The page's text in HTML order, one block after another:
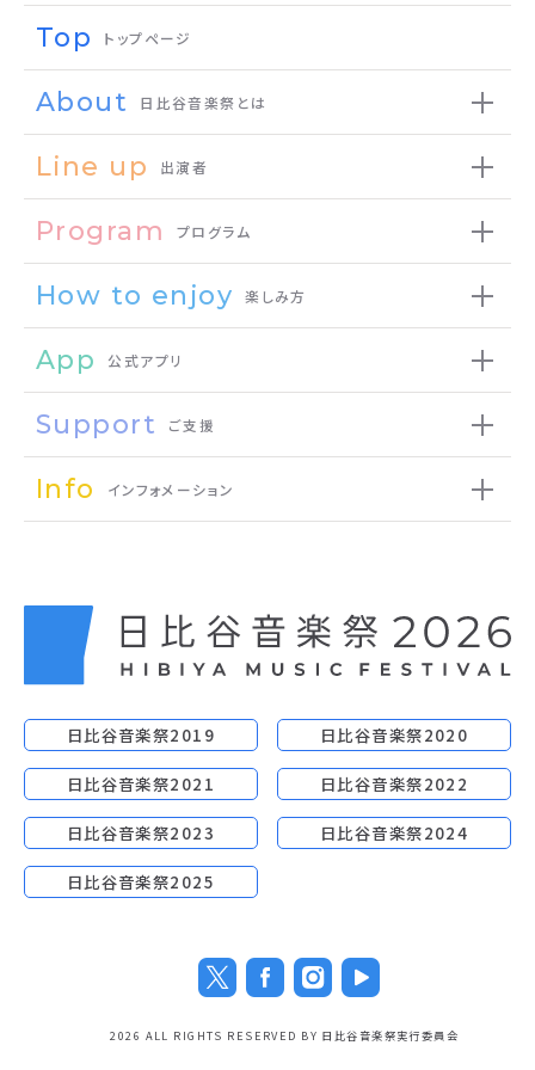
Top トップページ
About 日比谷音楽祭とは
Line up 出演者
Program プログラム
How to enjoy 楽しみ方
App 公式アプリ
Support ご支援
Info インフォメーション
日比谷音楽祭2019 日比谷音楽祭2020
日比谷音楽祭2021 日比谷音楽祭2022
日比谷音楽祭2023 日比谷音楽祭2024
日比谷音楽祭2025
2026 ALL RIGHTS RESERVED BY 日比谷音楽祭実行委員会